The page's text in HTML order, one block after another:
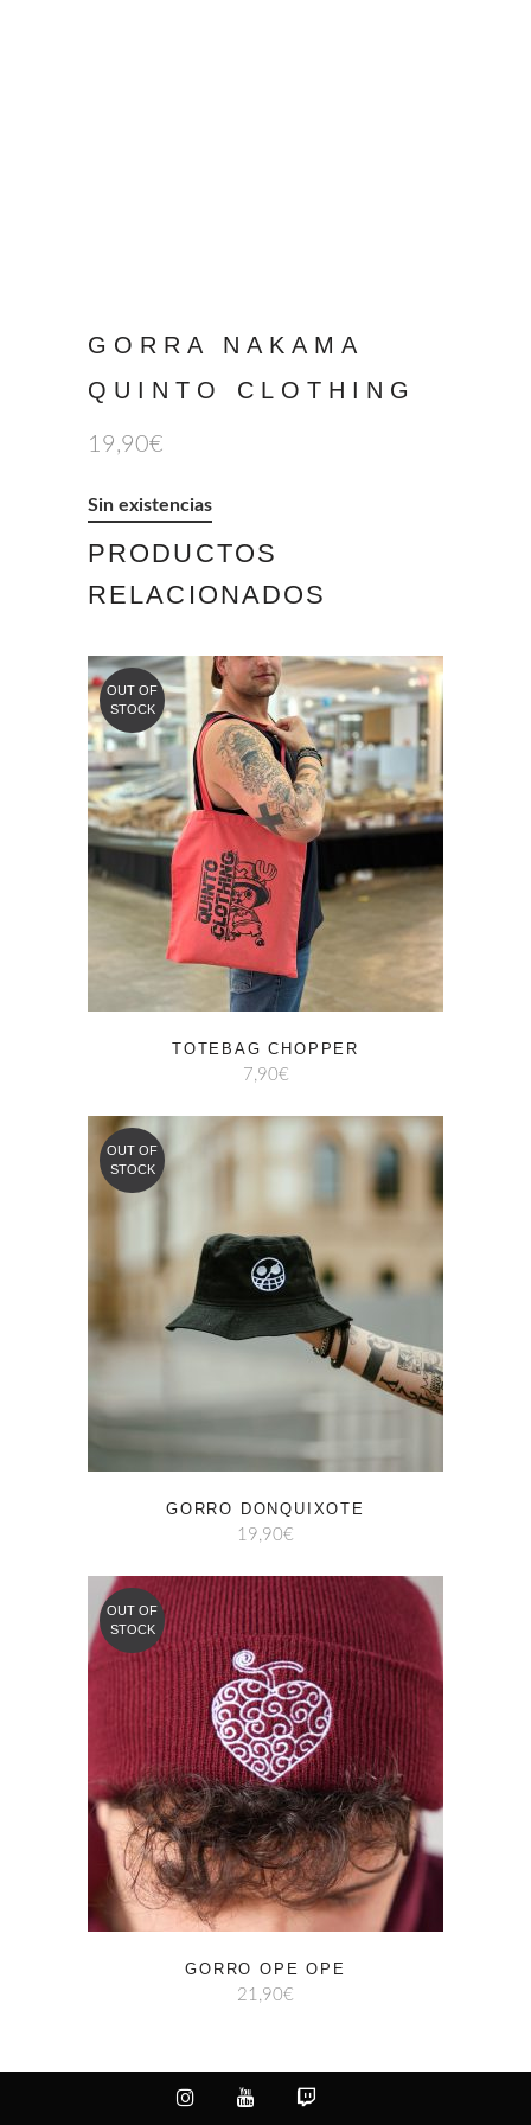
GORRA NAKAMA
QUINTO CLOTHING
19,90€
Sin existencias
PRODUCTOS
RELACIONADOS
OUT OF
STOCK
TOTEBAG CHOPPER
7,90€
OUT OF
STOCK
GORRO DONQUIXOTE
19,90€
OUT OF
STOCK
GORRO OPE OPE
21,90€